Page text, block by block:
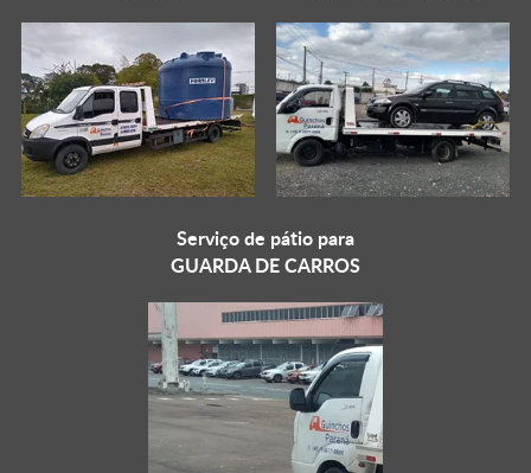
Serviço de pátio para
GUARDA DE CARROS